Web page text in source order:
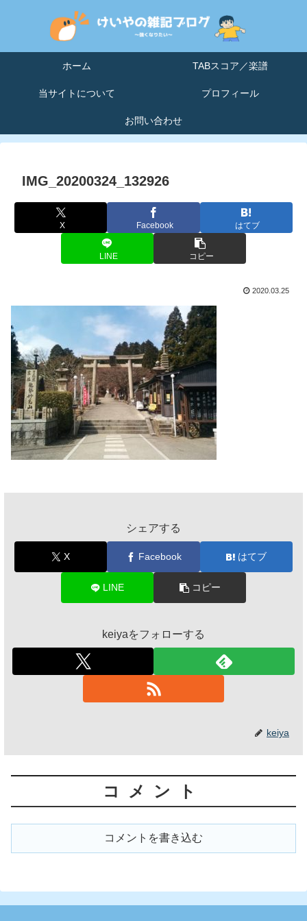
ホーム TABスコア／楽譜
当サイトについて プロフィール
お問い合わせ
IMG_20200324_132926
X Facebook はてブ
LINE コピー
2020.03.25
シェアする
X Facebook はてブ
LINE コピー
keiyaをフォローする
keiya
コメント
コメントを書き込む